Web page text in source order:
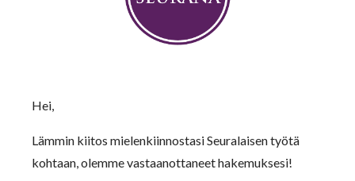
Hei,
Lämmin kiitos mielenkiinnostasi Seuralaisen työtä
kohtaan, olemme vastaanottaneet hakemuksesi!